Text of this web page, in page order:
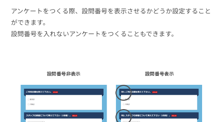
メールリレーサーバー
SMS配信サービス
活用シーン トップ
会員獲得／ニーズ把握
遅延なく確実・高速に送る
導入事例
サポート
ブログ・各種資料
ブログ・各種資料トップ
活用方法
機能一覧
アンケートをつくる際、設問番号を表示させるかどうか設定すること
ができます。
設問番号を入れないアンケートをつくることもできます。